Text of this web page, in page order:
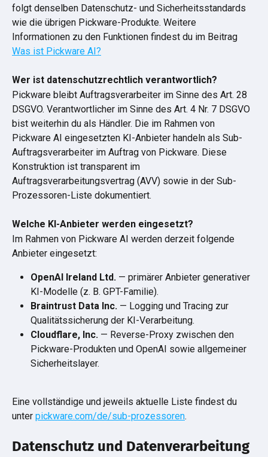
folgt denselben Datenschutz- und Sicherheitsstandards
wie die übrigen Pickware-Produkte. Weitere
Informationen zu den Funktionen findest du im Beitrag
Was ist Pickware AI?
Wer ist datenschutzrechtlich verantwortlich?
Pickware bleibt Auftragsverarbeiter im Sinne des Art. 28
DSGVO. Verantwortlicher im Sinne des Art. 4 Nr. 7 DSGVO
bist weiterhin du als Händler. Die im Rahmen von
Pickware AI eingesetzten KI-Anbieter handeln als Sub-
Auftragsverarbeiter im Auftrag von Pickware. Diese
Konstruktion ist transparent im
Auftragsverarbeitungsvertrag (AVV) sowie in der Sub-
Prozessoren-Liste dokumentiert.
Welche KI-Anbieter werden eingesetzt?
Im Rahmen von Pickware AI werden derzeit folgende
Anbieter eingesetzt:
OpenAI Ireland Ltd. — primärer Anbieter generativer
KI-Modelle (z. B. GPT-Familie).
Braintrust Data Inc. — Logging und Tracing zur
Qualitätssicherung der KI-Verarbeitung.
Cloudflare, Inc. — Reverse-Proxy zwischen den
Pickware-Produkten und OpenAI sowie allgemeiner
Sicherheitslayer.
Eine vollständige und jeweils aktuelle Liste findest du
unter pickware.com/de/sub-prozessoren.
Datenschutz und Datenverarbeitung